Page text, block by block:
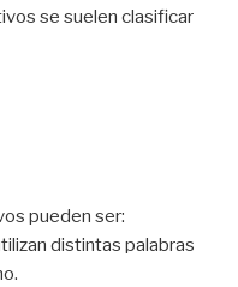
se suelen clasificar
pueden ser:
distintas palabras